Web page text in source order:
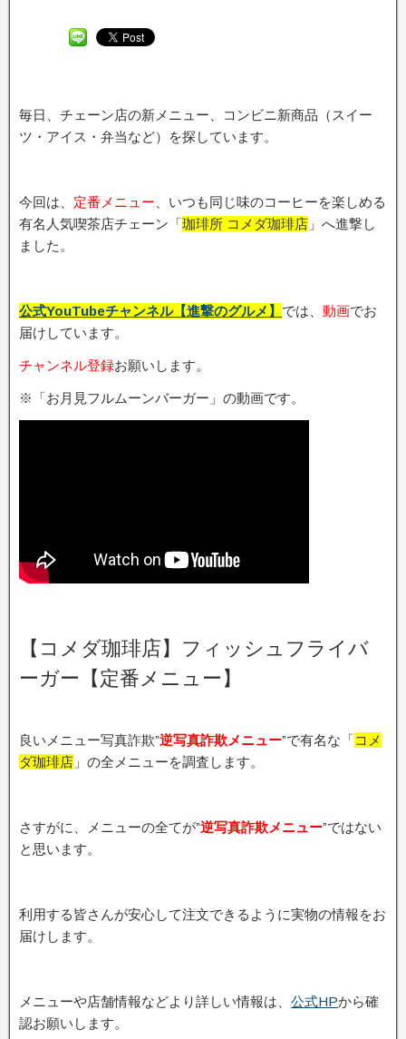
毎日、チェーン店の新メニュー、コンビニ新商品（スイー
ツ・アイス・弁当など）を探しています。
今回は、 定番メニュー 、いつも同じ味のコーヒーを楽しめる
有名人気喫茶店チェーン「珈琲所 コメダ珈琲店 」へ進撃し
ました。
公式YouTubeチャンネル【進撃のグルメ】 では、 動画でお
届けしています。
チャンネル登録お願いします。
※「お月見フルムーンバーガー」の動画です。
【コメダ珈琲店】フィッシュフライバ
ーガー【定番メニュー】
良いメニュー写真詐欺”逆写真詐欺メニュー”で有名な「コメ
ダ珈琲店 」の全メニューを調査します。
さすがに、メニューの全てが”逆写真詐欺メニュー”ではない
と思います。
利用する皆さんが安心して注文できるように実物の情報をお
届けします。
メニューや店舗情報などより詳しい情報は、 公式HPから確
認お願いします。